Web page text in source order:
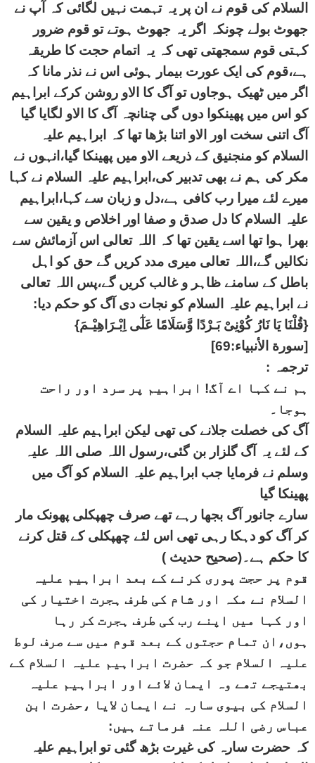
السلام کی قوم نے ان پر یہ تہمت نہیں لگائی کہ آپ نے
جھوٹ بولے چونکہ اگر یہ جھوٹ ہوتے تو قوم ضرور
کہتی قوم سمجھتی تھی کہ یہ اتمام حجت کا طریقہ
ہے،قوم کی ایک عورت بیمار ہوئی اس نے نذر مانا کہ
اگر میں ٹھیک ہوجاوں تو آگ کا الاو روشن کرکے ابراہیم
کو اس میں پھینکوا دوں گی چنانچہ آگ کا الاو لگایا گیا
آگ اتنی سخت اور الاو اتنا بڑھا تھا کہ ابراہیم علیہ
السلام کو منجنیق کے ذریعے الاو میں پھینکا گیا،انہوں نے
مکر کی ہم نے بھی تدبیر کی،ابراہیم علیہ السلام نے کہا
میرے لئے میرا رب کافی ہے،دل و زبان سے کہا،ابراہیم
علیہ السلام کا دل صدق و صفا اور اخلاص و یقین سے
بھرا ہوا تھا اسے یقین تھا کہ اللہ تعالی اس آزمائش سے
نکالیں گے،اللہ تعالی میری مدد کریں گے حق کو اہل
باطل کے سامنے ظاہر و غالب کریں گے،پس اللہ تعالی
نے ابراہیم علیہ السلام کو نجات دی آگ کو حکم دیا:
{قُلْنَا يَا نَارُ كُوْنِىْ بَـرْدًا وَّسَلَامًا عَلٰٓى اِبْـرَاهِيْـمَ}
[سورة الأنبياء:69]
ترجمہ :
ہم نے کہا اے آگ! ابراہیم پر سرد اور راحت
ہوجا۔
آگ کی خصلت جلانے کی تھی لیکن ابراہیم علیہ السلام
کے لئے یہ آگ گلزار بن گئی،رسول اللہ صلی اللہ علیہ
وسلم نے فرمایا جب ابراہیم علیہ السلام کو آگ میں
پھینکا گیا
سارے جانور آگ بجھا رہے تھے صرف چھپکلی پھونک مار
کر آگ کو دہکا رہی تھی اس لئے چھپکلی کے قتل کرنے
کا حکم ہے۔(صحیح حدیث )
قوم پر حجت پوری کرنے کے بعد ابراہیم علیہ
السلام نے مکہ اور شام کی طرف ہجرت اختیار کی
اور کہا میں اپنے رب کی طرف ہجرت کر رہا
ہوں،ان تمام حجتوں کے بعد قوم میں سے صرف لوط
علیہ السلام جو کہ حضرت ابراہیم علیہ السلام کے
بھتیجے تھے وہ ایمان لائے اور ابراہیم علیہ
السلام کی بیوی سارہ نے ایمان لایا ،حضرت ابن
عباس رضی اللہ عنہ فرماتے ہیں:
کہ حضرت سارہ کی غیرت بڑھ گئی تو ابراہیم علیہ